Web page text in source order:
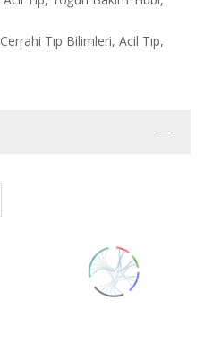
Cerrahi Tıp Bilimleri, Acil Tıp,